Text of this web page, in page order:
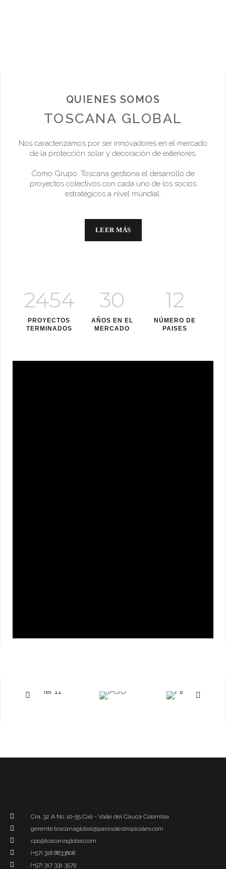
QUIENES SOMOS
TOSCANA GLOBAL
Nos caracterizamos por ser innovadores en el mercado
de la protección solar y decoración de exteriores.
Como Grupo, Toscana gestiona el desarrollo de
proyectos colectivos con cada uno de los socios
estratégicos a nivel mundial.
LEER MÁS
2454
PROYECTOS
TERMINADOS
30
AÑOS EN EL
MERCADO
12
NÚMERO DE
PAISES
Cra. 32 A No. 10-55 Cali - Valle del Cauca Colombia
gerente.toscanaglobal@parasolestropicales.com
cpo@toscanaglobal.com
(+57) 318 8833808
(+57) 317 331 3579